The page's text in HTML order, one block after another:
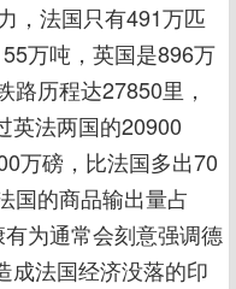
，法国只有491万匹
万吨，英国是896万
历程达27850里，
英法两国的20900
万磅，比法国多出70
国的商品输出量占
为通常会刻意强调德
成法国经济没落的印